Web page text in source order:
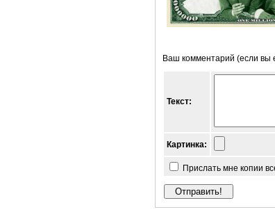
Ваш комментарий (если вы
Текст:
Картинка:
Прислать мне копии